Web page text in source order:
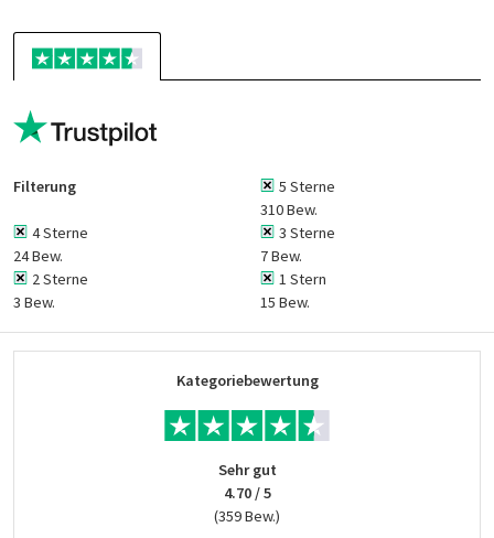
Filterung
5 Sterne
310 Bew.
4 Sterne
24 Bew.
3 Sterne
7 Bew.
2 Sterne
3 Bew.
1 Stern
15 Bew.
Kategoriebewertung
Sehr gut
4.70 / 5
(359 Bew.)